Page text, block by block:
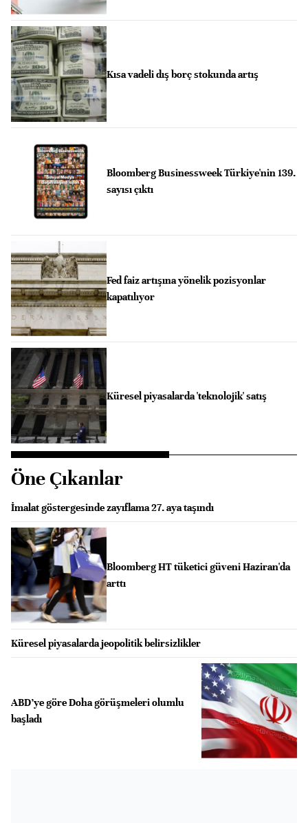
Kısa vadeli dış borç stokunda artış
Bloomberg Businessweek Türkiye'nin 139.
sayısı çıktı
Fed faiz artışına yönelik pozisyonlar
kapatılıyor
Küresel piyasalarda 'teknolojik' satış
Öne Çıkanlar
İmalat göstergesinde zayıflama 27. aya taşındı
Bloomberg HT tüketici güveni Haziran'da
arttı
Küresel piyasalarda jeopolitik belirsizlikler
ABD’ye göre Doha görüşmeleri olumlu
başladı